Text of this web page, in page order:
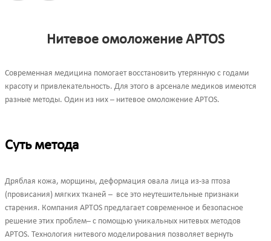
Нитевое омоложение APTOS
Современная медицина помогает восстановить утерянную с годами
красоту и привлекательность. Для этого в арсенале медиков имеются
разные методы. Один из них – нитевое омоложение APTOS.
Суть метода
Дряблая кожа, морщины, деформация овала лица из-за птоза
(провисания) мягких тканей – все это неутешительные признаки
старения. Компания APTOS предлагает современное и безопасное
решение этих проблем– с помощью уникальных нитевых методов
APTOS. Технология нитевого моделирования позволяет вернуть